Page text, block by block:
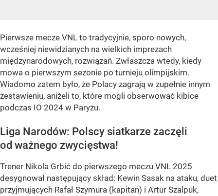
Pierwsze mecze VNL to tradycyjnie, sporo nowych,
wcześniej niewidzianych na wielkich imprezach
międzynarodowych, rozwiązań. Zwłaszcza wtedy, kiedy
mowa o pierwszym sezonie po turnieju olimpijskim.
Wiadomo zatem było, że Polacy zagrają w zupełnie innym
zestawieniu, aniżeli to, które mogli obserwować kibice
podczas IO 2024 w Paryżu.
Liga Narodów: Polscy siatkarze zaczęli
od ważnego zwycięstwa!
Trener Nikola Grbić do pierwszego meczu VNL 2025
desygnował następujący skład: Kewin Sasak na ataku, duet
przyjmujących Rafał Szymura (kapitan) i Artur Szalpuk,